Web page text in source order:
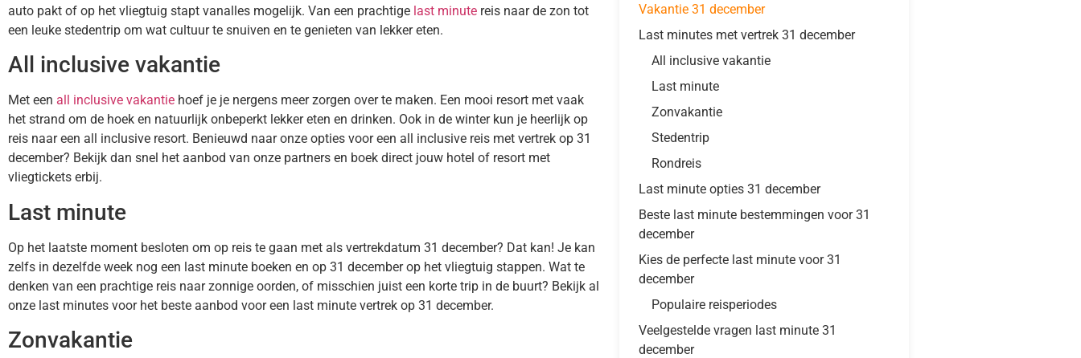
auto pakt of op het vliegtuig stapt vanalles mogelijk. Van een prachtige last minute reis naar de zon tot
een leuke stedentrip om wat cultuur te snuiven en te genieten van lekker eten.
All inclusive vakantie
Met een all inclusive vakantie hoef je je nergens meer zorgen over te maken. Een mooi resort met vaak
het strand om de hoek en natuurlijk onbeperkt lekker eten en drinken. Ook in de winter kun je heerlijk op
reis naar een all inclusive resort. Benieuwd naar onze opties voor een all inclusive reis met vertrek op 31
december? Bekijk dan snel het aanbod van onze partners en boek direct jouw hotel of resort met
vliegtickets erbij.
Last minute
Op het laatste moment besloten om op reis te gaan met als vertrekdatum 31 december? Dat kan! Je kan
zelfs in dezelfde week nog een last minute boeken en op 31 december op het vliegtuig stappen. Wat te
denken van een prachtige reis naar zonnige oorden, of misschien juist een korte trip in de buurt? Bekijk al
onze last minutes voor het beste aanbod voor een last minute vertrek op 31 december.
Zonvakantie
Vakantie 31 december
Last minutes met vertrek 31 december
All inclusive vakantie
Last minute
Zonvakantie
Stedentrip
Rondreis
Last minute opties 31 december
Beste last minute bestemmingen voor 31
december
Kies de perfecte last minute voor 31
december
Populaire reisperiodes
Veelgestelde vragen last minute 31
december